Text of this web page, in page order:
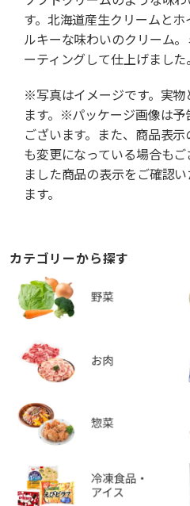
す。北海道産生クリームと
ルキーな味わいのクリーム
ーティングして仕上げました
※写真はイメージです。実物
ます。※パッケージ画像は
ございます。また、商品表
も変更になっている場合も
ました商品の表示をご確認
ます。
カテゴリーから探す